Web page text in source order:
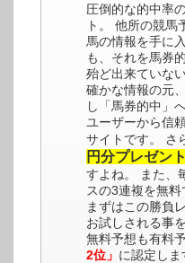
圧倒的な的中率
ト。 他所の競馬
馬の情報を手に
も、それを馬券
殆ど出来ていな
確かな情報の元
し「馬券的中」
ユーザーから信
サイトです。 さ
円分プレゼント
すよね。 また、
スの3連複を無
まずはこの勝負
お試しされる事
無料予想も有料
2位」 に認定しま